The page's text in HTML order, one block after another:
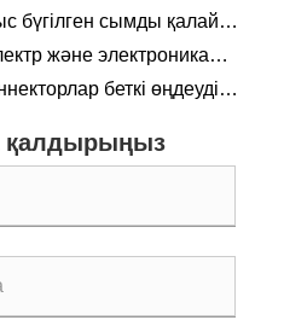
бүгілген сымды қалай
және электроника
беткі өңдеуді
қалдырыңыз